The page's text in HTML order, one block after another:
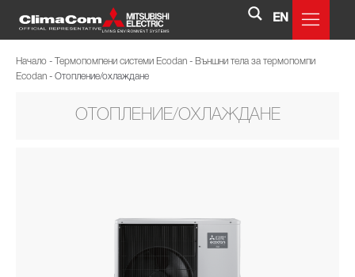
EN
Начало - Термопомпени системи Ecodan - Външни тела за термопомпи
Ecodan - Отопление/охлаждане
ОТОПЛЕНИЕ/ОХЛАЖДАНЕ